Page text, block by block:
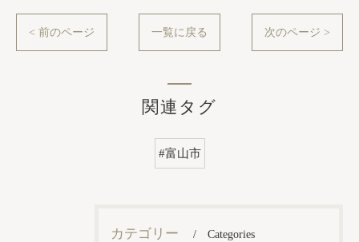
< 前のページ 一覧に戻る 次のページ >
関連タグ
#富山市
カテゴリー Categories